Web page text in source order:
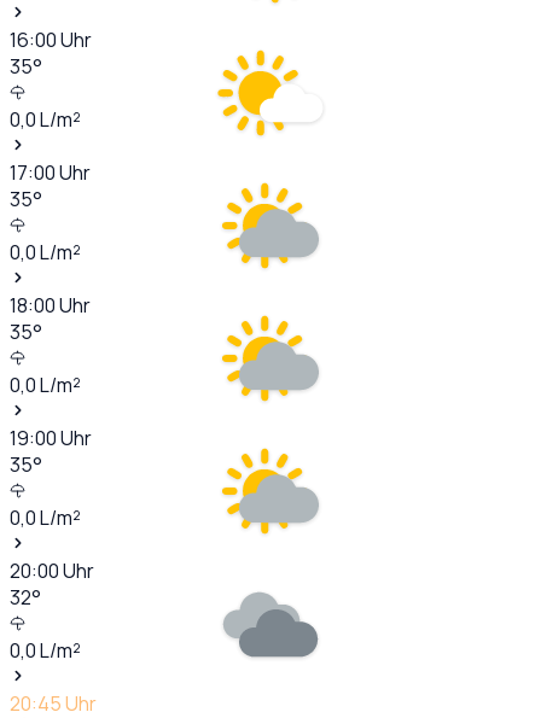
16:00Uhr
35°
0,0L/m²
17:00Uhr
35°
0,0L/m²
18:00Uhr
35°
0,0L/m²
19:00Uhr
35°
0,0L/m²
20:00Uhr
32°
0,0L/m²
20:45Uhr